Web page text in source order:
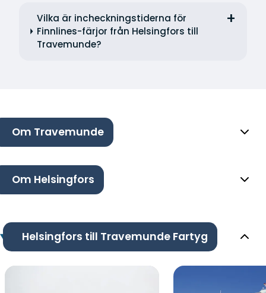
Vilka är incheckningstiderna för
Finnlines-färjor från Helsingfors till
Travemunde?
Om Travemunde
Om Helsingfors
Helsingfors till Travemunde Fartyg